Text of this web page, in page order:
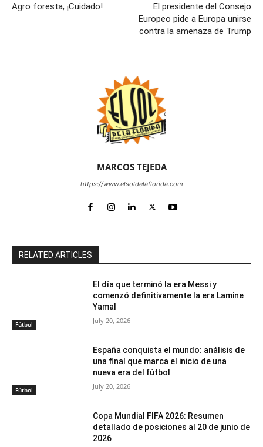
Agro foresta, ¡Cuidado!
El presidente del Consejo
Europeo pide a Europa unirse
contra la amenaza de Trump
MARCOS TEJEDA
https://www.elsoldelaflorida.com
RELATED ARTICLES
Fútbol
El día que terminó la era Messi y
comenzó definitivamente la era Lamine
Yamal
July 20, 2026
Fútbol
España conquista el mundo: análisis de
una final que marca el inicio de una
nueva era del fútbol
July 20, 2026
Copa Mundial FIFA 2026: Resumen
detallado de posiciones al 20 de junio de
2026